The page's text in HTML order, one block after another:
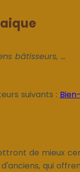
bâtisseurs, ...
suivants :
de mieux
qui